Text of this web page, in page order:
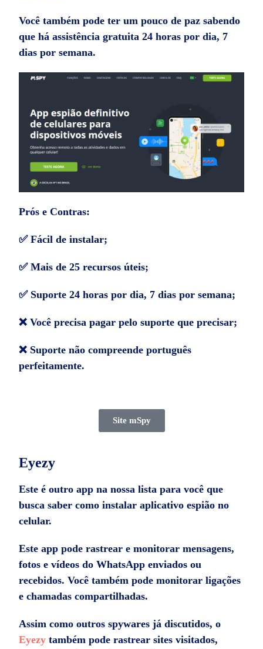
Você também pode ter um pouco de paz sabendo
que há assistência gratuita 24 horas por dia, 7
dias por semana.
Prós e Contras:
✅ Fácil de instalar;
✅ Mais de 25 recursos úteis;
✅ Suporte 24 horas por dia, 7 dias por semana;
❌ Você precisa pagar pelo suporte que precisar;
❌ Suporte não compreende português
perfeitamente.
Site mSpy
Eyezy
Este é outro app na nossa lista para você que
busca saber como instalar aplicativo espião no
celular.
Este app pode rastrear e monitorar mensagens,
fotos e vídeos do WhatsApp enviados ou
recebidos. Você também pode monitorar ligações
e chamadas compartilhadas.
Assim como outros spywares já discutidos, o
Eyezy também pode rastrear sites visitados,